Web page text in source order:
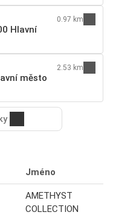
Hlavní
0.97 km
město
2.53 km
Jméno
AMETHYST
COLLECTION